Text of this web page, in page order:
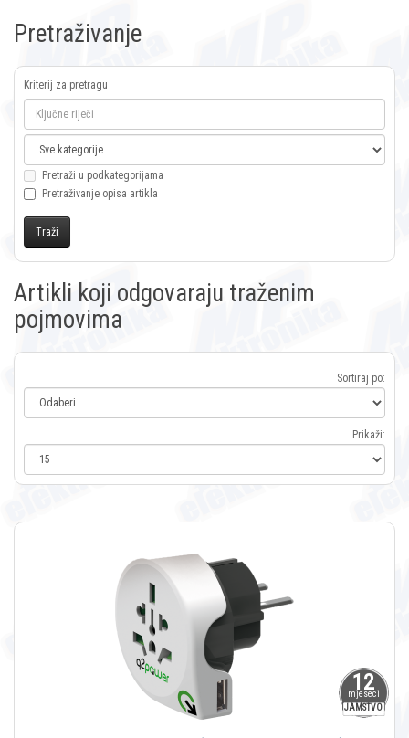
Pretraživanje
Kriterij za pretragu
Pretraži u podkategorijama
Pretraživanje opisa artikla
Artikli koji odgovaraju traženim
pojmovima
Sortiraj po:
Prikaži:
12
mjeseci
JAMSTVO